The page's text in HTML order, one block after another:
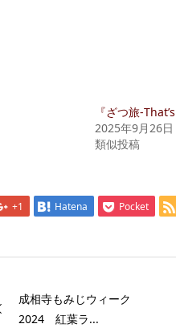
『ざつ旅-
2025年9月26日
類似投稿
+1 Hatena Pocket
成相寺もみじウィーク
2024 紅葉ラ...